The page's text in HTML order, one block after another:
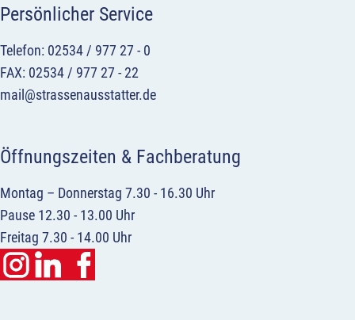
Persönlicher Service
Telefon: 02534 / 977 27 - 0
FAX: 02534 / 977 27 - 22
mail@strassenausstatter.de
Öffnungszeiten & Fachberatung
Montag – Donnerstag 7.30 - 16.30 Uhr
Pause 12.30 - 13.00 Uhr
Freitag 7.30 - 14.00 Uhr